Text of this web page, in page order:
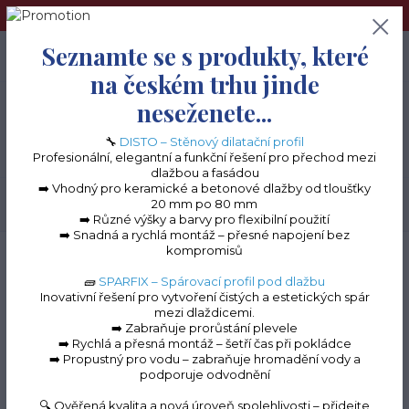
➢Terče pod dlažbu naleznete na e-shopu www.terceshop.cz!➢
+420 605 740 744
0
0 Kč
Terasové profily na terče Terasový profil PROFI "NT60"
Terasový profil "NT60"
TOP produkt
Seznamte se s produkty, které
na českém trhu jinde
neseženete...
🔧 DISTO – Stěnový dilatační profil
Profesionální, elegantní a funkční řešení pro přechod mezi
dlažbou a fasádou
➡️ Vhodný pro keramické a betonové dlažby od tloušťky
20 mm po 80 mm
➡️ Různé výšky a barvy pro flexibilní použití
➡️ Snadná a rychlá montáž – přesné napojení bez
kompromisů
🧱 SPARFIX – Spárovací profil pod dlažbu
Inovativní řešení pro vytvoření čistých a estetických spár
mezi dlaždicemi.
➡️ Zabraňuje prorůstání plevele
➡️ Rychlá a přesná montáž – šetří čas při pokládce
➡️ Propustný pro vodu – zabraňuje hromadění vody a
podporuje odvodnění
🔍 Ověřená kvalita a nová úroveň spolehlivosti – přidejte